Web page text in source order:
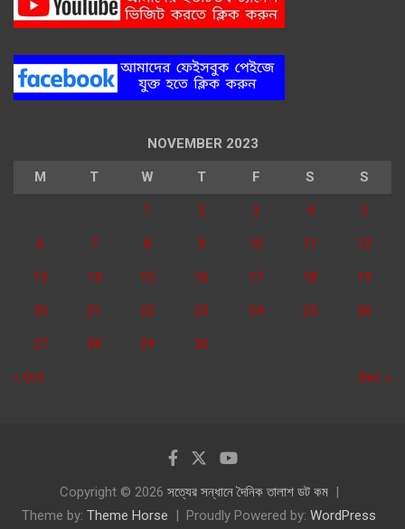
NOVEMBER 2023
M T W T F S S
1 2 3 4 5
6 7 8 9 10 11 12
13 14 15 16 17 18 19
20 21 22 23 24 25 26
27 28 29 30
« Oct Dec »
Copyright © 2026 সত্যের সন্ধানে দৈনিক তালাশ ডট কম
Theme by: Theme Horse Proudly Powered by: WordPress